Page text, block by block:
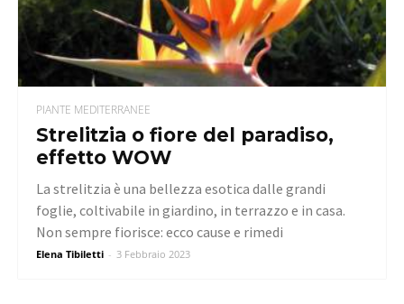
PIANTE MEDITERRANEE
Strelitzia o fiore del paradiso,
effetto WOW
Elena Tibiletti - 3 Febbraio 2023
La strelitzia è una bellezza esotica dalle grandi
foglie, coltivabile in giardino, in terrazzo e in casa.
Non sempre fiorisce: ecco cause e rimedi